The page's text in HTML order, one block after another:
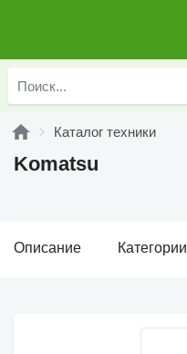
Каталог техники
Komatsu
Описание Категории